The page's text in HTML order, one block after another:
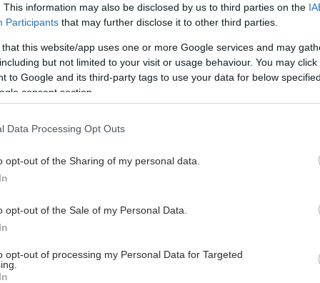
This information may also be disclosed by us to third parties on the
Participants that may further disclose it to other third parties.
that this website/app uses one or more Google services and may
but not limited to your visit or usage behaviour. You may
to Google and its third-party tags to use your data for below
consent section.
Data Processing Opt Outs
opt-out of the Sharing of my personal data.
opt-out of the Sale of my Personal Data.
opt-out of processing my Personal Data for Targeted
δικαιούχοι ηλικίας 50-69 ετών που έχουν
την άυλη συνταγογράφηση, θα λάβουν το άυλο
για την εξέταση ψηφιακής μαστογραφίας με
στο κινητό τους τηλέφωνο ή μήνυμα
μπορούν να κλείσουν το ραντεβού τους στα
Κέντρα που θα βρουν στο